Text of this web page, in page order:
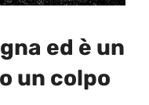
ed è un
un colpo